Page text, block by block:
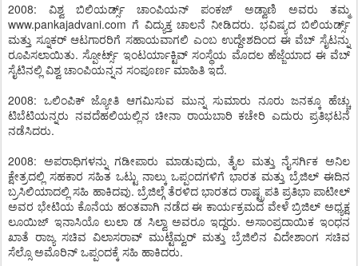
2008: ವಿಶ್ವ ಬಿಲಿಯರ್ಡ್ಸ್ ಚಾಂಪಿಯನ್ ಪಂಕಜ್ ಅಡ್ವಾಣಿ ಅವರು ತಮ್ಮ
www.pankajadvani.com ಗೆ ವಿದ್ಯುಕ್ತ ಚಾಲನೆ ನೀಡಿದರು. ಭವಿಷ್ಯದ ಬಿಲಿಯರ್ಡ್ಸ್
ಮತ್ತು ಸ್ನೂಕರ್ ಆಟಗಾರರಿಗೆ ಸಹಾಯವಾಗಲಿ ಎಂಬ ಉದ್ದೇಶದಿಂದ ಈ ವೆಬ್ ಸೈಟನ್ನು
ರೂಪಿಸಲಾಯಿತು. ಸ್ಪೋರ್ಟ್ಸ್ ಇಂಟರ್ಯಾಕ್ಟಿವ್ ಸಂಸ್ಥೆಯ ಮೊದಲ ಹೆಜ್ಜೆಯಾದ ಈ ವೆಬ್
ಸೈಟಿನಲ್ಲಿ ವಿಶ್ವ ಚಾಂಪಿಯನ್ನನ ಸಂಪೂರ್ಣ ಮಾಹಿತಿ ಇದೆ.
2008: ಒಲಿಂಪಿಕ್ ಜ್ಯೋತಿ ಆಗಮಿಸುವ ಮುನ್ನ ಸುಮಾರು ನೂರು ಜನಕ್ಕೂ ಹೆಚ್ಚು
ಟಿಬೆಟಿಯನ್ನರು ನವದೆಹಲಿಯಲ್ಲಿನ ಚೀನಾ ರಾಯಬಾರಿ ಕಚೇರಿ ಎದುರು ಪ್ರತಿಭಟನೆ
ನಡೆಸಿದರು.
2008: ಅಪರಾಧಿಗಳನ್ನು ಗಡೀಪಾರು ಮಾಡುವುದು, ತೈಲ ಮತ್ತು ನೈಸರ್ಗಿಕ ಅನಿಲ
ಕ್ಷೇತ್ರದಲ್ಲಿ ಸಹಕಾರ ಸಹಿತ ಒಟ್ಟು ನಾಲ್ಕು ಒಪ್ಪಂದಗಳಿಗೆ ಭಾರತ ಮತ್ತು ಬ್ರೆಜಿಲ್ ಈದಿನ
ಬ್ರಸಿಲಿಯಾದಲ್ಲಿ ಸಹಿ ಹಾಕಿದವು. ಬ್ರೆಜಿಲ್ಗೆ ತೆರಳಿದ ಭಾರತದ ರಾಷ್ಟ್ರಪತಿ ಪ್ರತಿಭಾ ಪಾಟೀಲ್
ಅವರ ಭೇಟಿಯ ಕೊನೆಯ ಹಂತವಾಗಿ ನಡೆದ ಈ ಕಾರ್ಯಕ್ರಮದ ವೇಳೆ ಬ್ರಿಜಿಲ್ ಅಧ್ಯಕ್ಷ
ಲೂಯಿಜ್ ಇನಾಸಿಯೊ ಲುಲಾ ಡ ಸಿಲ್ವಾ ಅವರೂ ಇದ್ದರು. ಅಸಾಂಪ್ರದಾಯಿಕ ಇಂಧನ
ಖಾತೆ ರಾಜ್ಯ ಸಚಿವ ವಿಲಾಸರಾವ್ ಮುಟ್ಟೆಮ್ವರ್ ಮತ್ತು ಬ್ರೆಜಿಲಿನ ವಿದೇಶಾಂಗ ಸಚಿವ
ಸೆಲ್ಸೊ ಅಮೊರಿನ್ ಒಪ್ಪಂದಕ್ಕೆ ಸಹಿ ಹಾಕಿದರು.